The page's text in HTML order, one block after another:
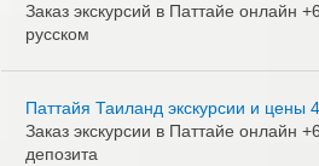
Заказ экскурсий в Паттайе онлайн
русском
Паттайя Таиланд экскурсии и цены
Заказ экскурсии в Паттайе онлайн
депозита